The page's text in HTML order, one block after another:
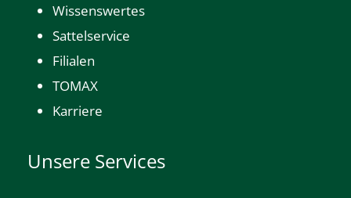
Wissenswertes
Sattelservice
Filialen
TOMAX
Karriere
Unsere Services